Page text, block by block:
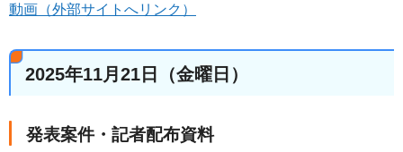
動画（外部サイトへリンク）
2025年11月21日（金曜日）
発表案件・記者配布資料